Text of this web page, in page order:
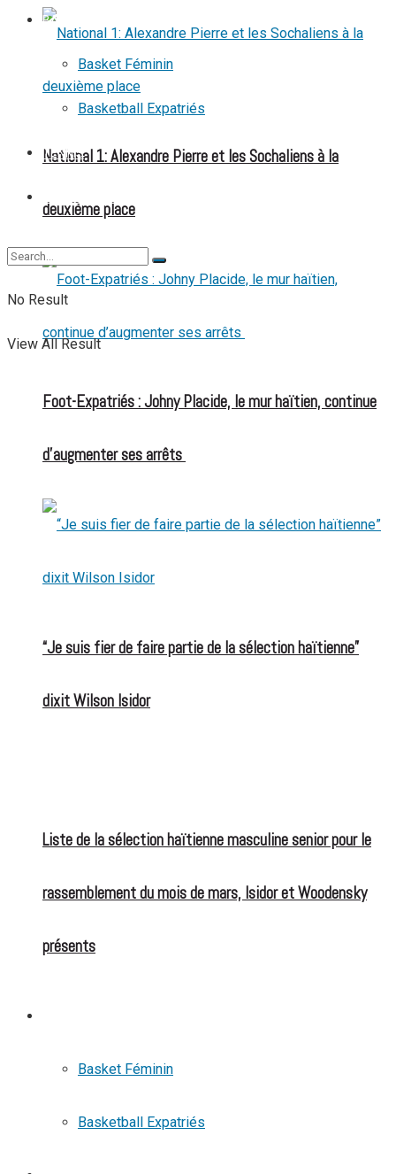
National 1: Alexandre Pierre et les Sochaliens à la
deuxième place
Foot-Expatriés : Johny Placide, le mur haïtien, continue
d’augmenter ses arrêts
“Je suis fier de faire partie de la sélection haïtienne”
dixit Wilson Isidor
Liste de la sélection haïtienne masculine senior pour le
rassemblement du mois de mars, Isidor et Woodensky
présents
Basket Féminin
Basketball Expatriés
BASKETBALL
Basket Féminin
Basketball Expatriés
TENNIS
No Result
View All Result